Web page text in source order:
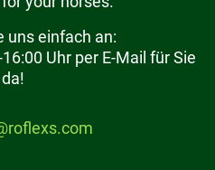
uns einfach an:
Uhr per E-Mail für Sie
da!